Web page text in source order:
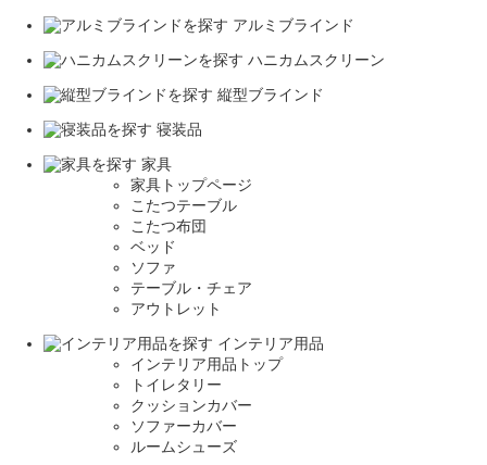
アルミブラインド
ハニカムスクリーン
縦型ブラインド
寝装品
家具
家具トップページ
こたつテーブル
こたつ布団
ベッド
ソファ
テーブル・チェア
アウトレット
インテリア用品
インテリア用品トップ
トイレタリー
クッションカバー
ソファーカバー
ルームシューズ